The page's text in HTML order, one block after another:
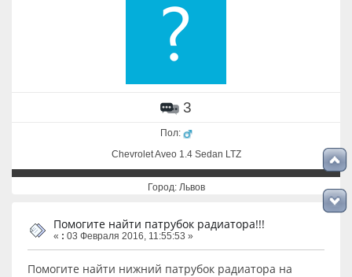
3
Пол:
Chevrolet Aveo 1.4 Sedan LTZ
Город: Львов
Помогите найти патрубок радиатора!!!
« : 03 Февраля 2016, 11:55:53 »
Помогите найти нижний патрубок радиатора на